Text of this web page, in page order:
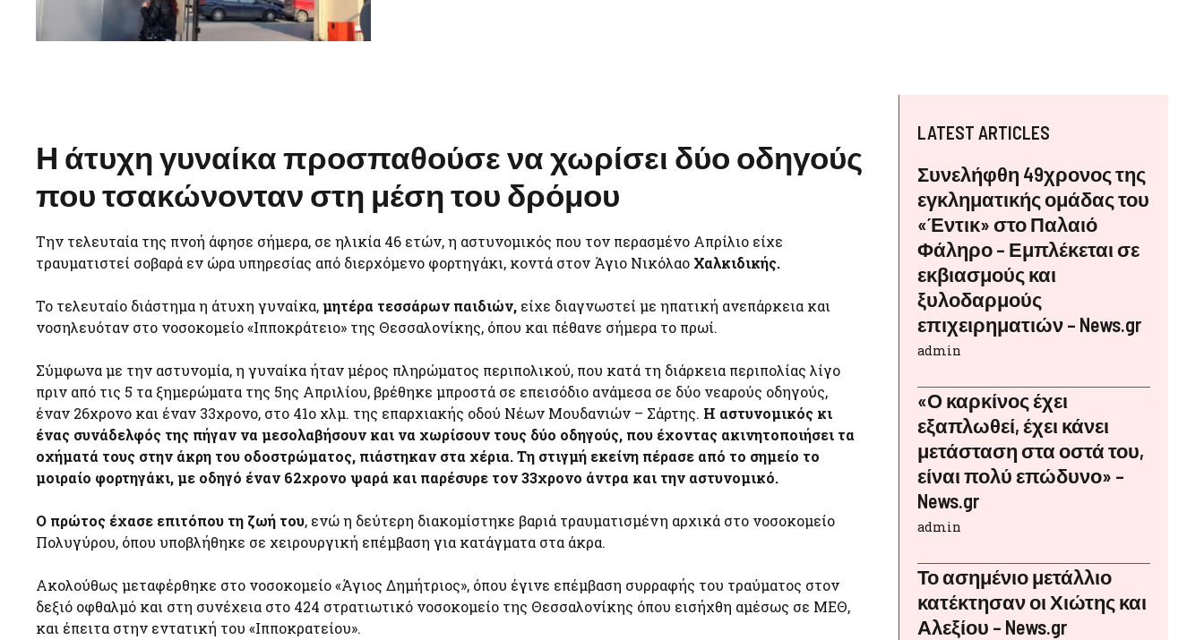
Η άτυχη γυναίκα προσπαθούσε να χωρίσει δύο οδηγούς
που τσακώνονταν στη μέση του δρόμου
Την τελευταία της πνοή άφησε σήμερα, σε ηλικία 46 ετών, η αστυνομικός που τον περασμένο Απρίλιο είχε
τραυματιστεί σοβαρά εν ώρα υπηρεσίας από διερχόμενο φορτηγάκι, κοντά στον Άγιο Νικόλαο Χαλκιδικής.
Το τελευταίο διάστημα η άτυχη γυναίκα,μητέρα τεσσάρων παιδιών, είχε διαγνωστεί με ηπατική ανεπάρκεια και
νοσηλευόταν στο νοσοκομείο «Ιπποκράτειο» της Θεσσαλονίκης, όπου και πέθανε σήμερα το πρωί.
Σύμφωνα με την αστυνομία, η γυναίκα ήταν μέρος πληρώματος περιπολικού, που κατά τη διάρκεια περιπολίας λίγο
πριν από τις 5 τα ξημερώματα της 5ης Απριλίου, βρέθηκε μπροστά σε επεισόδιο ανάμεσα σε δύο νεαρούς οδηγούς,
έναν 26χρονο και έναν 33χρονο, στο 41ο χλμ. της επαρχιακής οδού Νέων Μουδανιών – Σάρτης. Η αστυνομικός κι
ένας συνάδελφός της πήγαν να μεσολαβήσουν και να χωρίσουν τους δύο οδηγούς, που έχοντας ακινητοποιήσει τα
οχήματά τους στην άκρη του οδοστρώματος, πιάστηκαν στα χέρια. Τη στιγμή εκείνη πέρασε από το σημείο το
μοιραίο φορτηγάκι, με οδηγό έναν 62χρονο ψαρά και παρέσυρε τον 33χρονο άντρα και την αστυνομικό.
Ο πρώτος έχασε επιτόπου τη ζωή του, ενώ η δεύτερη διακομίστηκε βαριά τραυματισμένη αρχικά στο νοσοκομείο
Πολυγύρου, όπου υποβλήθηκε σε χειρουργική επέμβαση για κατάγματα στα άκρα.
Ακολούθως μεταφέρθηκε στο νοσοκομείο «Άγιος Δημήτριος», όπου έγινε επέμβαση συρραφής του τραύματος στον
δεξιό οφθαλμό και στη συνέχεια στο 424 στρατιωτικό νοσοκομείο της Θεσσαλονίκης όπου εισήχθη αμέσως σε ΜΕΘ,
και έπειτα στην εντατική του «Ιπποκρατείου».
LATEST ARTICLES
Συνελήφθη 49χρονος της
εγκληματικής ομάδας του
«Έντικ» στο Παλαιό
Φάληρο – Εμπλέκεται σε
εκβιασμούς και
ξυλοδαρμούς
επιχειρηματιών – News.gr
admin
«Ο καρκίνος έχει
εξαπλωθεί, έχει κάνει
μετάσταση στα οστά του,
είναι πολύ επώδυνο» –
News.gr
admin
Το ασημένιο μετάλλιο
κατέκτησαν οι Χιώτης και
Αλεξίου – News.gr